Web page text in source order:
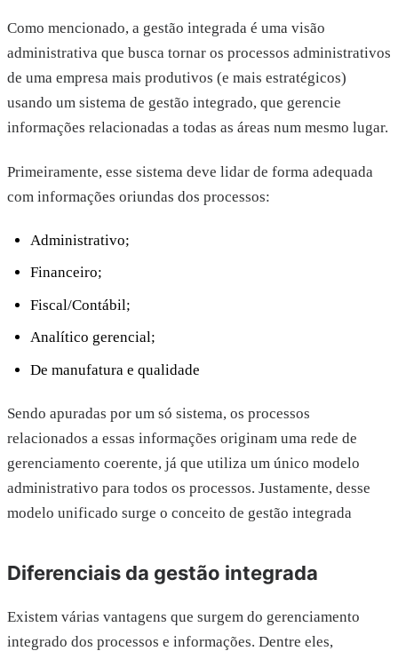
Como mencionado, a gestão integrada é uma visão
administrativa que busca tornar os processos administrativos
de uma empresa mais produtivos (e mais estratégicos)
usando um sistema de gestão integrado, que gerencie
informações relacionadas a todas as áreas num mesmo lugar.
Primeiramente, esse sistema deve lidar de forma adequada
com informações oriundas dos processos:
Administrativo;
Financeiro;
Fiscal/Contábil;
Analítico gerencial;
De manufatura e qualidade
Sendo apuradas por um só sistema, os processos
relacionados a essas informações originam uma rede de
gerenciamento coerente, já que utiliza um único modelo
administrativo para todos os processos. Justamente, desse
modelo unificado surge o conceito de gestão integrada
Diferenciais da gestão integrada
Existem várias vantagens que surgem do gerenciamento
integrado dos processos e informações. Dentre eles,